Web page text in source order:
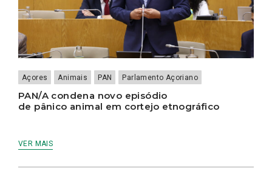
Açores Animais PAN Parlamento Açoriano
PAN/A condena novo episódio
de pânico animal em cortejo etnográfico
VER MAIS